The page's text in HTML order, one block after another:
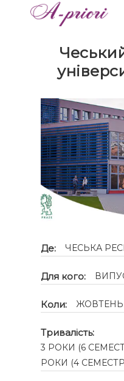
Де: ЧЕСЬКА
Для кого:
Коли: ЖОВТЕНЬ
Тривалість:
3 РОКИ (6
РОКИ (4